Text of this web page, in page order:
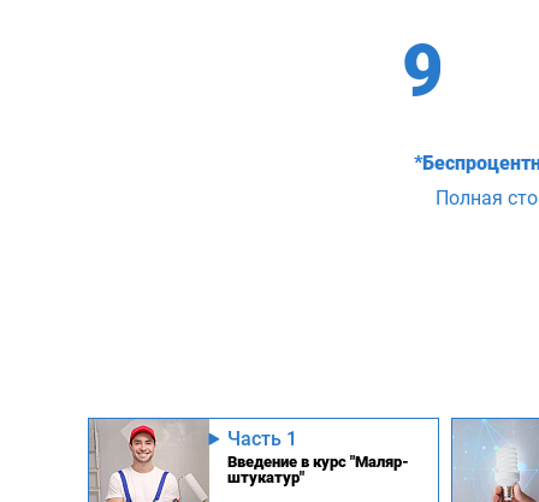
9
Полная
Часть 1
Введение в курс "Маляр-
штукатур"